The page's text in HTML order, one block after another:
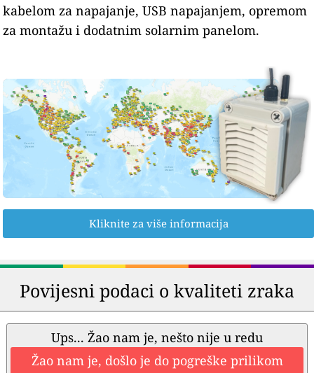
kabelom za napajanje, USB napajanjem, opremom
za montažu i dodatnim solarnim panelom.
Kliknite za više informacija
Povijesni podaci o kvaliteti zraka
Ups... Žao nam je, nešto nije u redu
Žao nam je, došlo je do pogreške prilikom